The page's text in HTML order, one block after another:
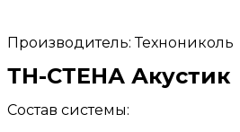
Производитель: Технониколь
ТН-СТЕНА Акустик
Состав системы: